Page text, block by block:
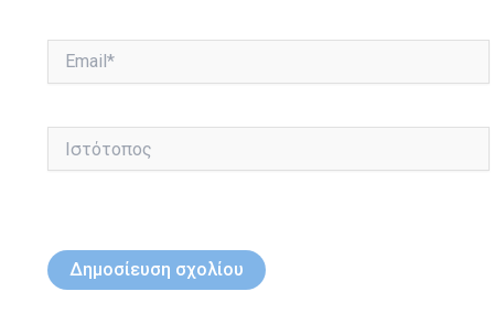
Ιστότοπος